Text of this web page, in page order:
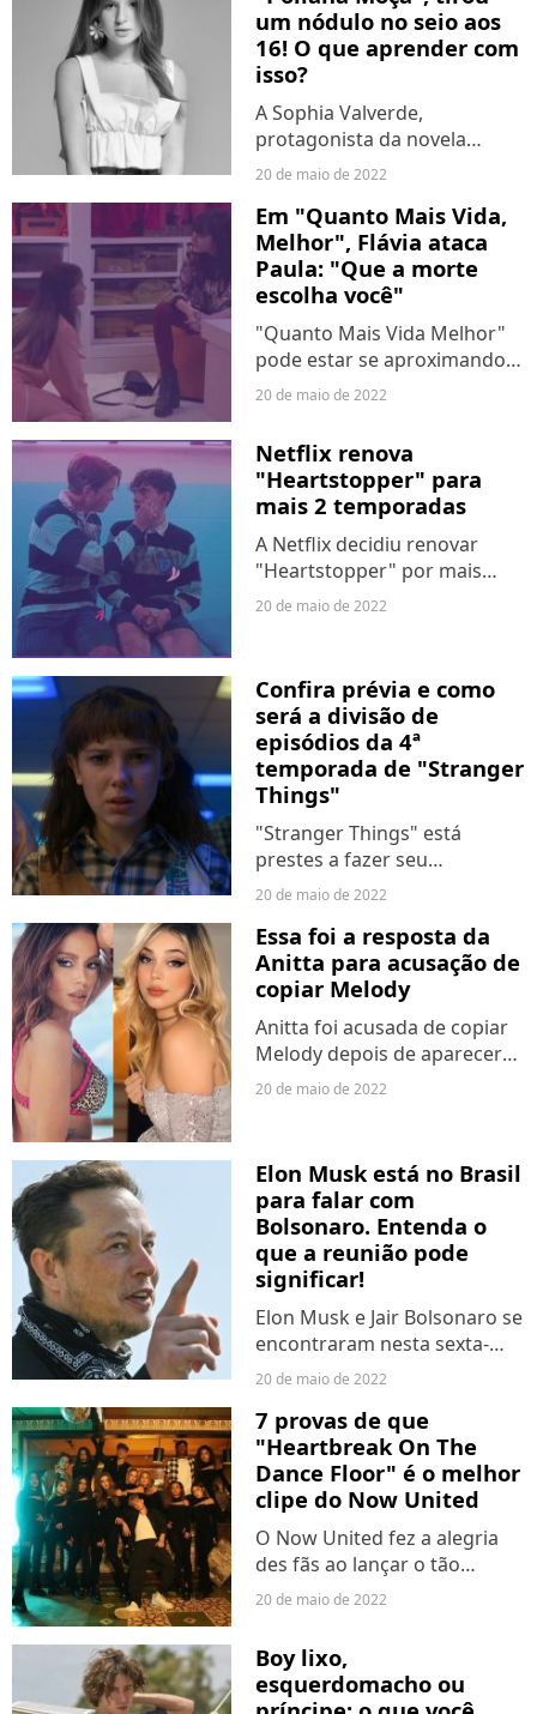
um nódulo no seio aos
16! O que aprender com
isso?
A Sophia Valverde,
protagonista da novela
"Poliana Moça", tirou um
nesta última quinta-feira (19).
Em seu perfil do Instagram, a
atriz tranquilizou es fãs...
20 de maio de 2022
Em "Quanto Mais Vida,
Melhor", Flávia ataca
Paula: "Que a morte
escolha você"
"Quanto Mais Vida Melhor"
pode estar se aproximando
do fim, mas a novela não vai
e confusão. Depois de
descobrir a verdade sobre
quem é a sua mãe, Flávia...
20 de maio de 2022
Netflix renova
"Heartstopper" para
mais 2 temporadas
A Netflix decidiu renovar
"Heartstopper" por mais
duas temporadas mediante
sexta-feira (20), o streaming
anunciou a novidade com
uma...
20 de maio de 2022
Confira prévia e como
será a divisão de
episódios da 4ª
temporada de "Stranger
Things"
"Stranger Things" está
prestes a fazer seu
estrondoso retorno! A 4ª
aguardada desde 2019 e
finalmente assistiremos a
primeira parte do penúltimo
ano da série no...
20 de maio de 2022
Essa foi a resposta da
Anitta para acusação de
copiar Melody
Anitta foi acusada de copiar
Melody depois de aparecer
posando com um
antes, a cantora adolescente
foi surpreendida em sua
festa...
20 de maio de 2022
Elon Musk está no Brasil
para falar com
Bolsonaro. Entenda o
que a reunião pode
significar!
Elon Musk e Jair Bolsonaro se
encontraram nesta sexta-
feira (20). O empresário da
sobre o alcance da internet
em regiões rurais e abordar
formas de...
20 de maio de 2022
7 provas de que
"Heartbreak On The
Dance Floor" é o melhor
clipe do Now United
O Now United fez a alegria
des fãs ao lançar o tão
esperado clipe de
Floor". A música já era uma
conhecida do fandom e até
entrou na setlist da turnê
20 de maio de 2022
Boy lixo,
esquerdomacho ou